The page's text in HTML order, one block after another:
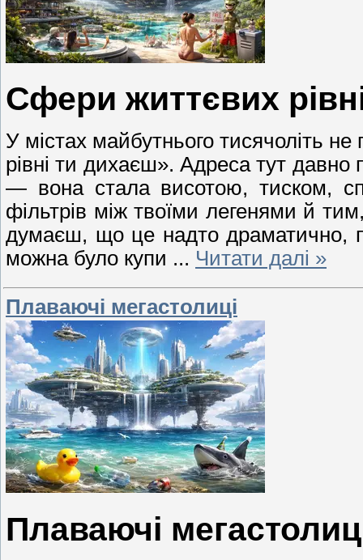
Сфери життєвих
У містах майбутнього тисячоліть
рівні ти дихаєш». Адреса тут
— вона стала висотою, тиском,
фільтрів між твоїми легенями й
думаєш, що це надто драматично,
можна було купи ... Читати далі »
Плаваючі мегастолиці
Плаваючі